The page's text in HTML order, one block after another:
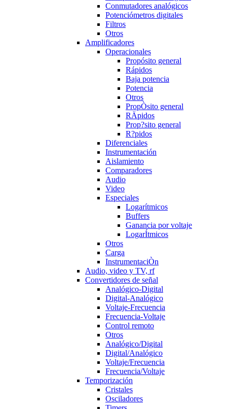
Conmutadores analógicos
Potenciómetros digitales
Filtros
Otros
Amplificadores
Operacionales
Propósito general
Rápidos
Baja potencia
Potencia
Otros
PropÒsito general
RÄpidos
Prop?sito general
R?pidos
Diferenciales
Instrumentación
Aislamiento
Comparadores
Audio
Video
Especiales
Logarítmicos
Buffers
Ganancia por voltaje
LogarÍtmicos
Otros
Carga
InstrumentaciÒn
Audio, video y TV, rf
Convertidores de señal
Analógico-Digital
Digital-Analógico
Voltaje-Frecuencia
Frecuencia-Voltaje
Control remoto
Otros
Analógico/Digital
Digital/Analógico
Voltaje/Frecuencia
Frecuencia/Voltaje
Temporización
Cristales
Osciladores